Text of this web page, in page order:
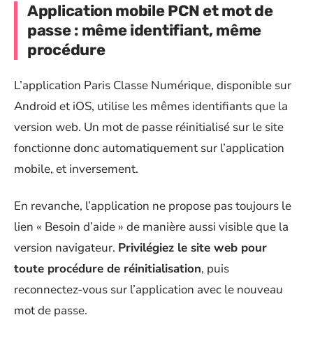
Application mobile PCN et mot de
passe : même identifiant, même
procédure
L’application Paris Classe Numérique, disponible sur
Android et iOS, utilise les mêmes identifiants que la
version web. Un mot de passe réinitialisé sur le site
fonctionne donc automatiquement sur l’application
mobile, et inversement.
En revanche, l’application ne propose pas toujours le
lien « Besoin d’aide » de manière aussi visible que la
version navigateur. Privilégiez le site web pour
toute procédure de réinitialisation, puis
reconnectez-vous sur l’application avec le nouveau
mot de passe.